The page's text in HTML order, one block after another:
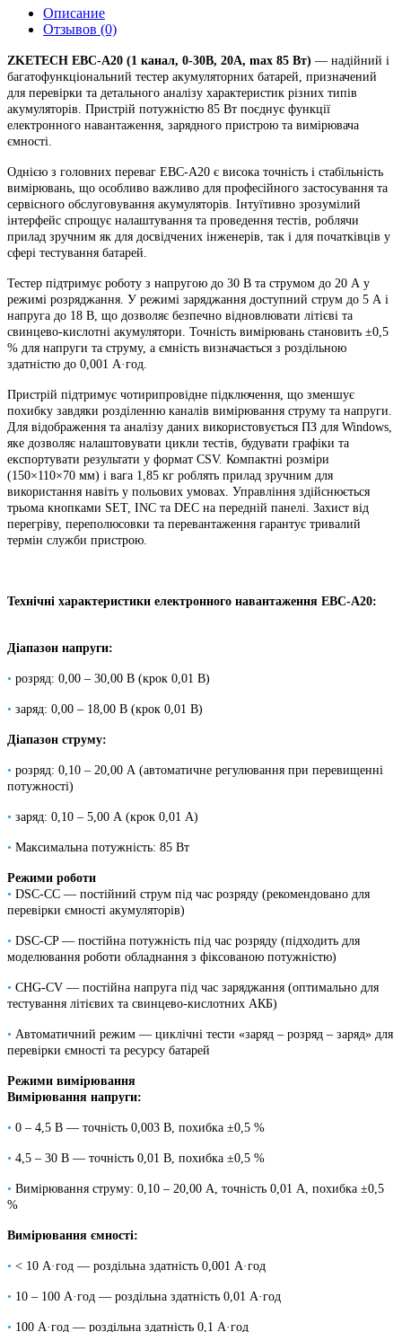
Описание
Отзывов (0)
ZKETECH EBC-A20 (1 канал, 0-30В, 20А, max 85 Вт) — надійний і
багатофункціональний тестер акумуляторних батарей, призначений
для перевірки та детального аналізу характеристик різних типів
акумуляторів. Пристрій потужністю 85 Вт поєднує функції
електронного навантаження, зарядного пристрою та вимірювача
ємності.
Однією з головних переваг EBC-A20 є висока точність і стабільність
вимірювань, що особливо важливо для професійного застосування та
сервісного обслуговування акумуляторів. Інтуїтивно зрозумілий
інтерфейс спрощує налаштування та проведення тестів, роблячи
прилад зручним як для досвідчених інженерів, так і для початківців у
сфері тестування батарей.
Тестер підтримує роботу з напругою до 30 В та струмом до 20 А у
режимі розряджання. У режимі заряджання доступний струм до 5 А і
напруга до 18 В, що дозволяє безпечно відновлювати літієві та
свинцево-кислотні акумулятори. Точність вимірювань становить ±0,5
% для напруги та струму, а ємність визначається з роздільною
здатністю до 0,001 А·год.
Пристрій підтримує чотирипровідне підключення, що зменшує
похибку завдяки розділенню каналів вимірювання струму та напруги.
Для відображення та аналізу даних використовується ПЗ для Windows,
яке дозволяє налаштовувати цикли тестів, будувати графіки та
експортувати результати у формат CSV. Компактні розміри
(150×110×70 мм) і вага 1,85 кг роблять прилад зручним для
використання навіть у польових умовах. Управління здійснюється
трьома кнопками SET, INC та DEC на передній панелі. Захист від
перегріву, переполюсовки та перевантаження гарантує тривалий
термін служби пристрою.
Технічні характеристики електронного навантаження EBC-A20:
Діапазон напруги:
• розряд: 0,00 – 30,00 В (крок 0,01 В)
• заряд: 0,00 – 18,00 В (крок 0,01 В)
Діапазон струму:
• розряд: 0,10 – 20,00 А (автоматичне регулювання при перевищенні
потужності)
• заряд: 0,10 – 5,00 А (крок 0,01 А)
• Максимальна потужність: 85 Вт
Режими роботи
• DSC-CC — постійний струм під час розряду (рекомендовано для
перевірки ємності акумуляторів)
• DSC-CP — постійна потужність під час розряду (підходить для
моделювання роботи обладнання з фіксованою потужністю)
• CHG-CV — постійна напруга під час заряджання (оптимально для
тестування літієвих та свинцево-кислотних АКБ)
• Автоматичний режим — циклічні тести «заряд – розряд – заряд» для
перевірки ємності та ресурсу батарей
Режими вимірювання
Вимірювання напруги:
• 0 – 4,5 В — точність 0,003 В, похибка ±0,5 %
• 4,5 – 30 В — точність 0,01 В, похибка ±0,5 %
• Вимірювання струму: 0,10 – 20,00 А, точність 0,01 А, похибка ±0,5
%
Вимірювання ємності:
• < 10 А·год — роздільна здатність 0,001 А·год
• 10 – 100 А·год — роздільна здатність 0,01 А·год
• 100 А·год — роздільна здатність 0,1 А·год